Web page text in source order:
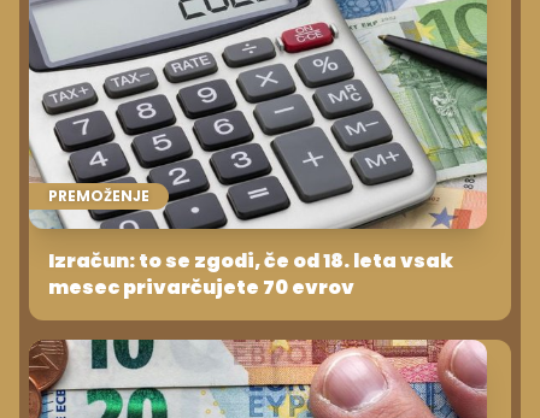
PREMOŽENJE
Izračun: to se zgodi, če od 18. leta vsak
mesec privarčujete 70 evrov